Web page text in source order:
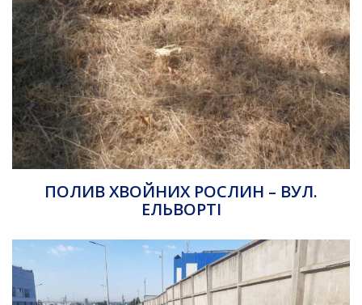
ПОЛИВ ХВОЙНИХ РОСЛИН – ВУЛ.
ЕЛЬВОРТІ